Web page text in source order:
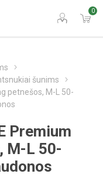
0
šunims
petnešos, M-L 50-
Premium
M-L 50-